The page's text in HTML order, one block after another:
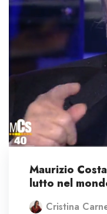
Maurizio
lutto nel
Cristina